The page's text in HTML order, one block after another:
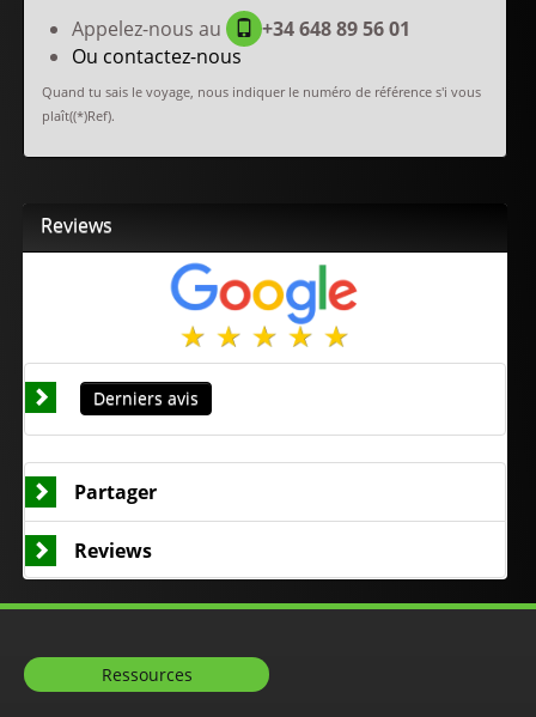
Appelez-nous au
+34 648 89 56 01
Ou contactez-nous
Quand tu sais le voyage, nous indiquer le numéro de référence s'i vous
plaît((*)Ref).
Reviews
Derniers avis
Partager
Reviews
Ressources